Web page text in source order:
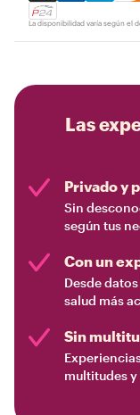
La disponibilidad varía según el
Las
Privado y
Sin
según tus
Con un
Desde
salud más
Sin
multitudes